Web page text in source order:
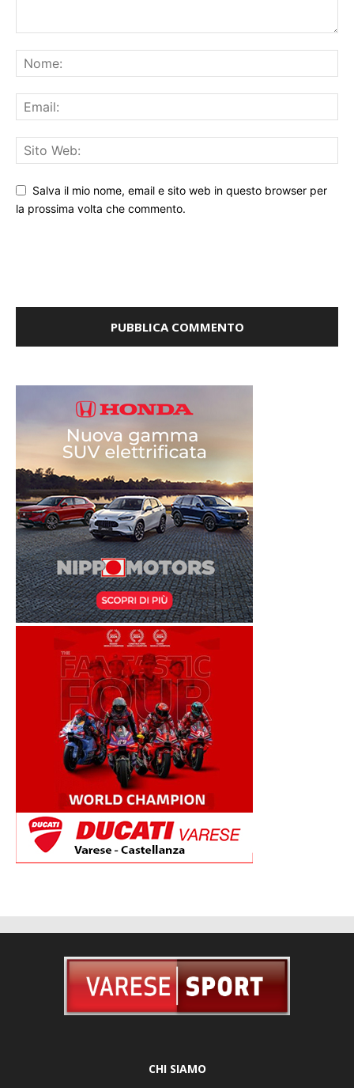
Salva il mio nome, email e sito web in questo browser per
la prossima volta che commento.
CHI SIAMO